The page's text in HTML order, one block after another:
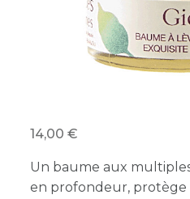
14,00
Un baume aux
en profondeur, protège